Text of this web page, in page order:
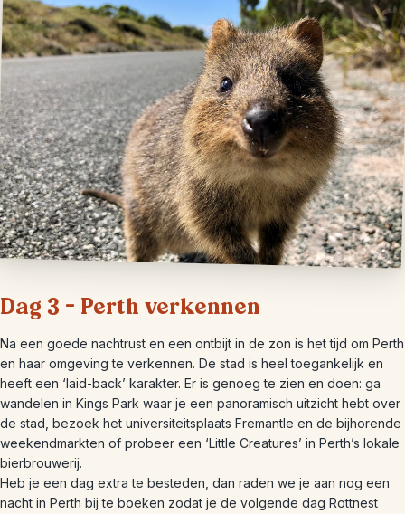
Dag 3 – Perth verkennen
Na een goede nachtrust en een ontbijt in de zon is het tijd om Perth
en haar omgeving te verkennen. De stad is heel toegankelijk en
heeft een ‘laid-back’ karakter. Er is genoeg te zien en doen: ga
wandelen in Kings Park waar je een panoramisch uitzicht hebt over
de stad, bezoek het universiteitsplaats Fremantle en de bijhorende
weekendmarkten of probeer een ‘Little Creatures’ in Perth’s lokale
bierbrouwerij.
Heb je een dag extra te besteden, dan raden we je aan nog een
nacht in Perth bij te boeken zodat je de volgende dag Rottnest